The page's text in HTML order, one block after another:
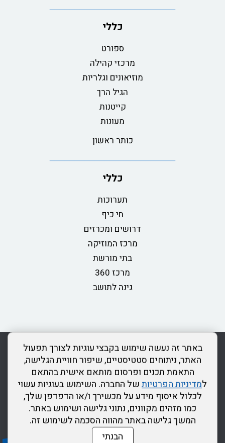
באתר זה נעשה שימוש בקבצי עוגיות לצורך תפעול
האתר, ניתוחים סטטיסטיים, שיפור חוויית הגלישה,
התאמת תכנים ופרסום מותאם אישית בהתאם
למדיניות הפרטיותשל החברה. השימוש בעוגיות עשוי
לכלול איסוף מידע על מכשירך ו/או הדפדפן שלך,
כמו מזהים מקוונים, נתוני גלישה ושימוש באתר.
המשך גלישה באתר מהווה הסכמה לשימוש זה.
הבנתי
כללי
ספורט
מרכזי קהילה
מוזיאונים וגלריות
הגיל הרך
קייטנות
מעונות
כותר ראשון
כללי
תערוכות
חי כיף
דרושים ומכרזים
מרכז המוזיקה
בתי מורשת
מרכז 360
גינה לתושב
rss מדיניות פרטיות מפת אתר צור קשר
כותר ראשון
הצהרת נגישות
דרונט
דיגיטל
-
בניית
אתרים,